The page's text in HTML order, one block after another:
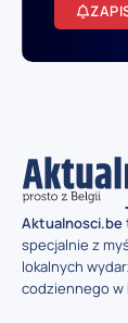
Aktualnosci.be
specjalnie z
lokalnych
codziennego w